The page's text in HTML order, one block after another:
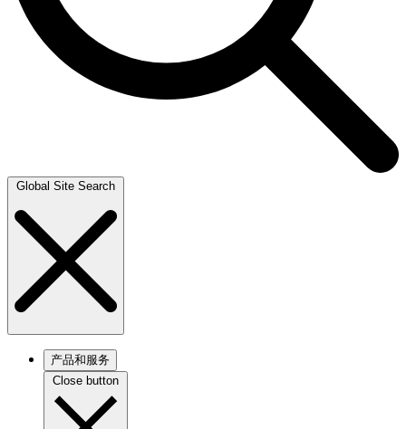
Global Site Search
产品和服务
Close button